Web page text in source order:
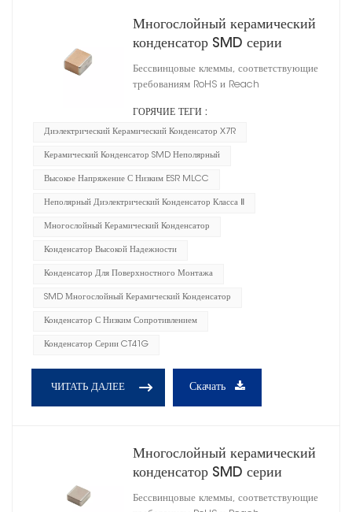
Многослойный керамический
конденсатор SMD серии
CT41G X7R
Бессвинцовые клеммы, соответствующие
требованиям RoHS и Reach
ГОРЯЧИЕ ТЕГИ :
Диэлектрический Керамический Конденсатор X7R
Керамический Конденсатор SMD Неполярный
Высокое Напряжение С Низким ESR MLCC
Неполярный Диэлектрический Конденсатор Класса Ⅱ
Многослойный Керамический Конденсатор
Конденсатор Высокой Надежности
Конденсатор Для Поверхностного Монтажа
SMD Многослойный Керамический Конденсатор
Конденсатор С Низким Сопротивлением
Конденсатор Серии CT41G
ЧИТАТЬ ДАЛЕЕ Скачать
Многослойный керамический
конденсатор SMD серии
CT41G X5R
Бессвинцовые клеммы, соответствующие